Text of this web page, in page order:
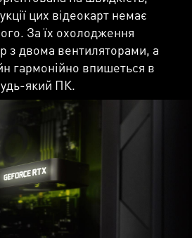
цих відеокарт немає
За їх охолодження
з двома вентиляторами, а
гармонійно впишеться в
який ПК.